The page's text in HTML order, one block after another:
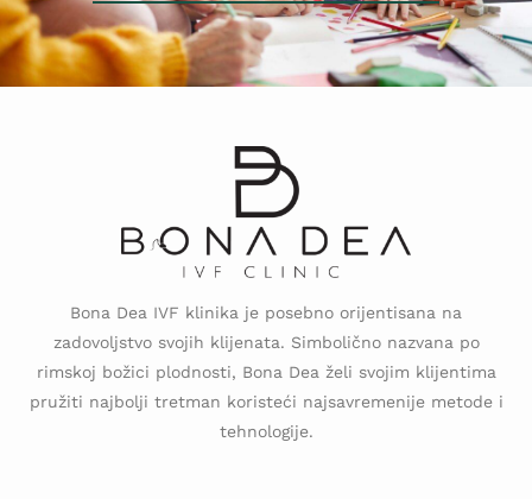
Bona Dea IVF klinika je posebno orijentisana na
zadovoljstvo svojih klijenata. Simbolično nazvana po
rimskoj božici plodnosti, Bona Dea želi svojim klijentima
pružiti najbolji tretman koristeći najsavremenije metode i
tehnologije.